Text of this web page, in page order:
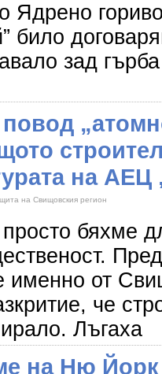
Ядрено
било
зад
на АЕЦ
на Свищовския регион
просто бяхме
именно от
че
Лъгаха
на Ню Йорк